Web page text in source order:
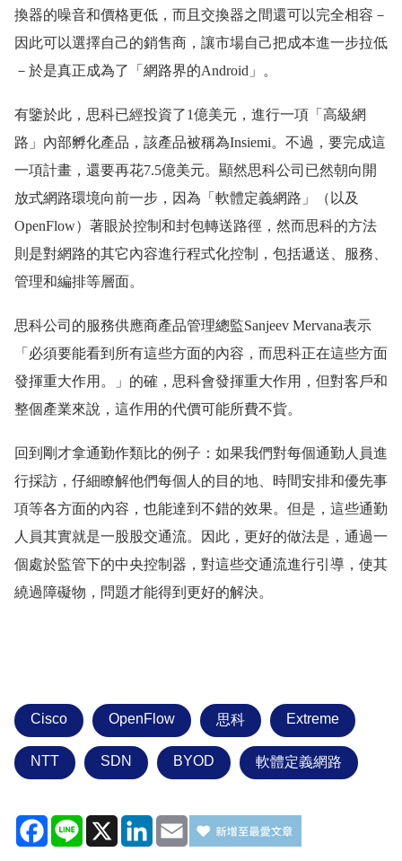
換器的噪音和價格更低，而且交換器之間還可以完全相容－
因此可以選擇自己的銷售商，讓市場自己把成本進一步拉低
－於是真正成為了「網路界的Android」。
有鑒於此，思科已經投資了1億美元，進行一項「高級網
路」內部孵化產品，該產品被稱為Insiemi。不過，要完成這
一項計畫，還要再花7.5億美元。顯然思科公司已然朝向開
放式網路環境向前一步，因為「軟體定義網路」（以及
OpenFlow）著眼於控制和封包轉送路徑，然而思科的方法
則是對網路的其它內容進行程式化控制，包括遞送、服務、
管理和編排等層面。
思科公司的服務供應商產品管理總監Sanjeev Mervana表示
「必須要能看到所有這些方面的內容，而思科正在這些方面
發揮重大作用。」的確，思科會發揮重大作用，但對客戶和
整個產業來說，這作用的代價可能所費不貲。
回到剛才拿通勤作類比的例子：如果我們對每個通勤人員進
行採訪，仔細瞭解他們每個人的目的地、時間安排和優先事
項等各方面的內容，也能達到不錯的效果。但是，這些通勤
人員其實就是一股股交通流。因此，更好的做法是，通過一
個處於監管下的中央控制器，對這些交通流進行引導，使其
繞過障礙物，問題才能得到更好的解決。
Cisco OpenFlow 思科 Extreme
NTT SDN BYOD 軟體定義網路
Facebook
Line X LinkedIn
Email